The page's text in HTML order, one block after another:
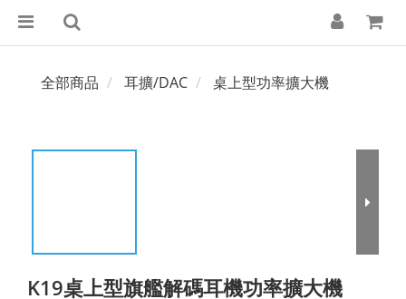
全部商品 耳擴/DAC 桌上型功率擴大機
K19桌上型旗艦解碼耳機功率擴大機